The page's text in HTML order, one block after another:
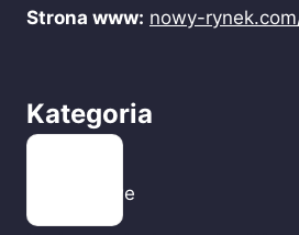
Strona www: nowy-
Kategoria
Handlowe